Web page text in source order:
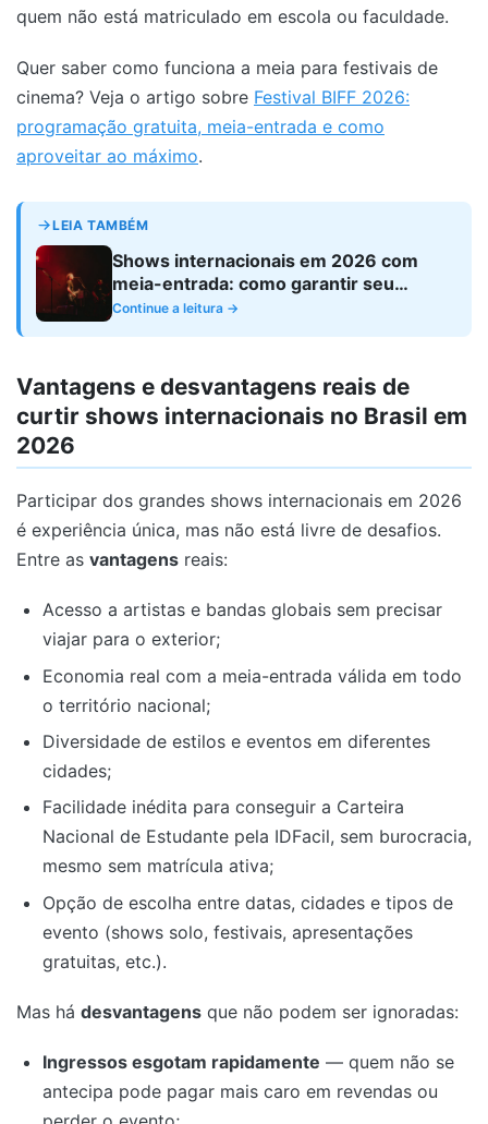
quem não está matriculado em escola ou faculdade.
Quer saber como funciona a meia para festivais de
cinema? Veja o artigo sobre Festival BIFF 2026:
programação gratuita, meia-entrada e como
aproveitar ao máximo.
LEIA TAMBÉM
Shows internacionais em 2026 com
meia-entrada: como garantir seu
desconto sem burocracia
Continue a leitura →
Vantagens e desvantagens reais de
curtir shows internacionais no Brasil em
2026
Participar dos grandes shows internacionais em 2026
é experiência única, mas não está livre de desafios.
Entre as vantagens reais:
Acesso a artistas e bandas globais sem precisar
viajar para o exterior;
Economia real com a meia-entrada válida em todo
o território nacional;
Diversidade de estilos e eventos em diferentes
cidades;
Facilidade inédita para conseguir a Carteira
Nacional de Estudante pela IDFacil, sem burocracia,
mesmo sem matrícula ativa;
Opção de escolha entre datas, cidades e tipos de
evento (shows solo, festivais, apresentações
gratuitas, etc.).
Mas há desvantagens que não podem ser ignoradas:
Ingressos esgotam rapidamente — quem não se
antecipa pode pagar mais caro em revendas ou